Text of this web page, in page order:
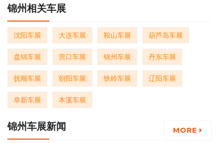
锦州相关车展
沈阳车展 大连车展 鞍山车展 葫芦岛车展
盘锦车展 营口车展 锦州车展 丹东车展
抚顺车展 朝阳车展 铁岭车展 辽阳车展
阜新车展 本溪车展
锦州车展新闻 MORE